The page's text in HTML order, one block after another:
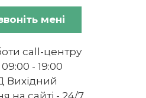
мені
call-центру
- 19:00
Вихідний